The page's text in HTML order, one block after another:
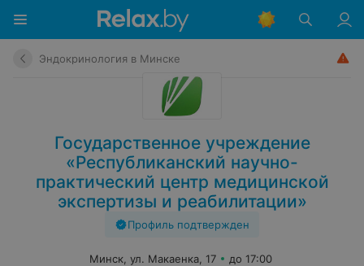
Эндокринология в Минске
Государственное учреждение
«Республиканский научно-
практический центр медицинской
экспертизы и реабилитации»
Профиль подтвержден
Минск, ул. Макаенка, 17
до 17:00